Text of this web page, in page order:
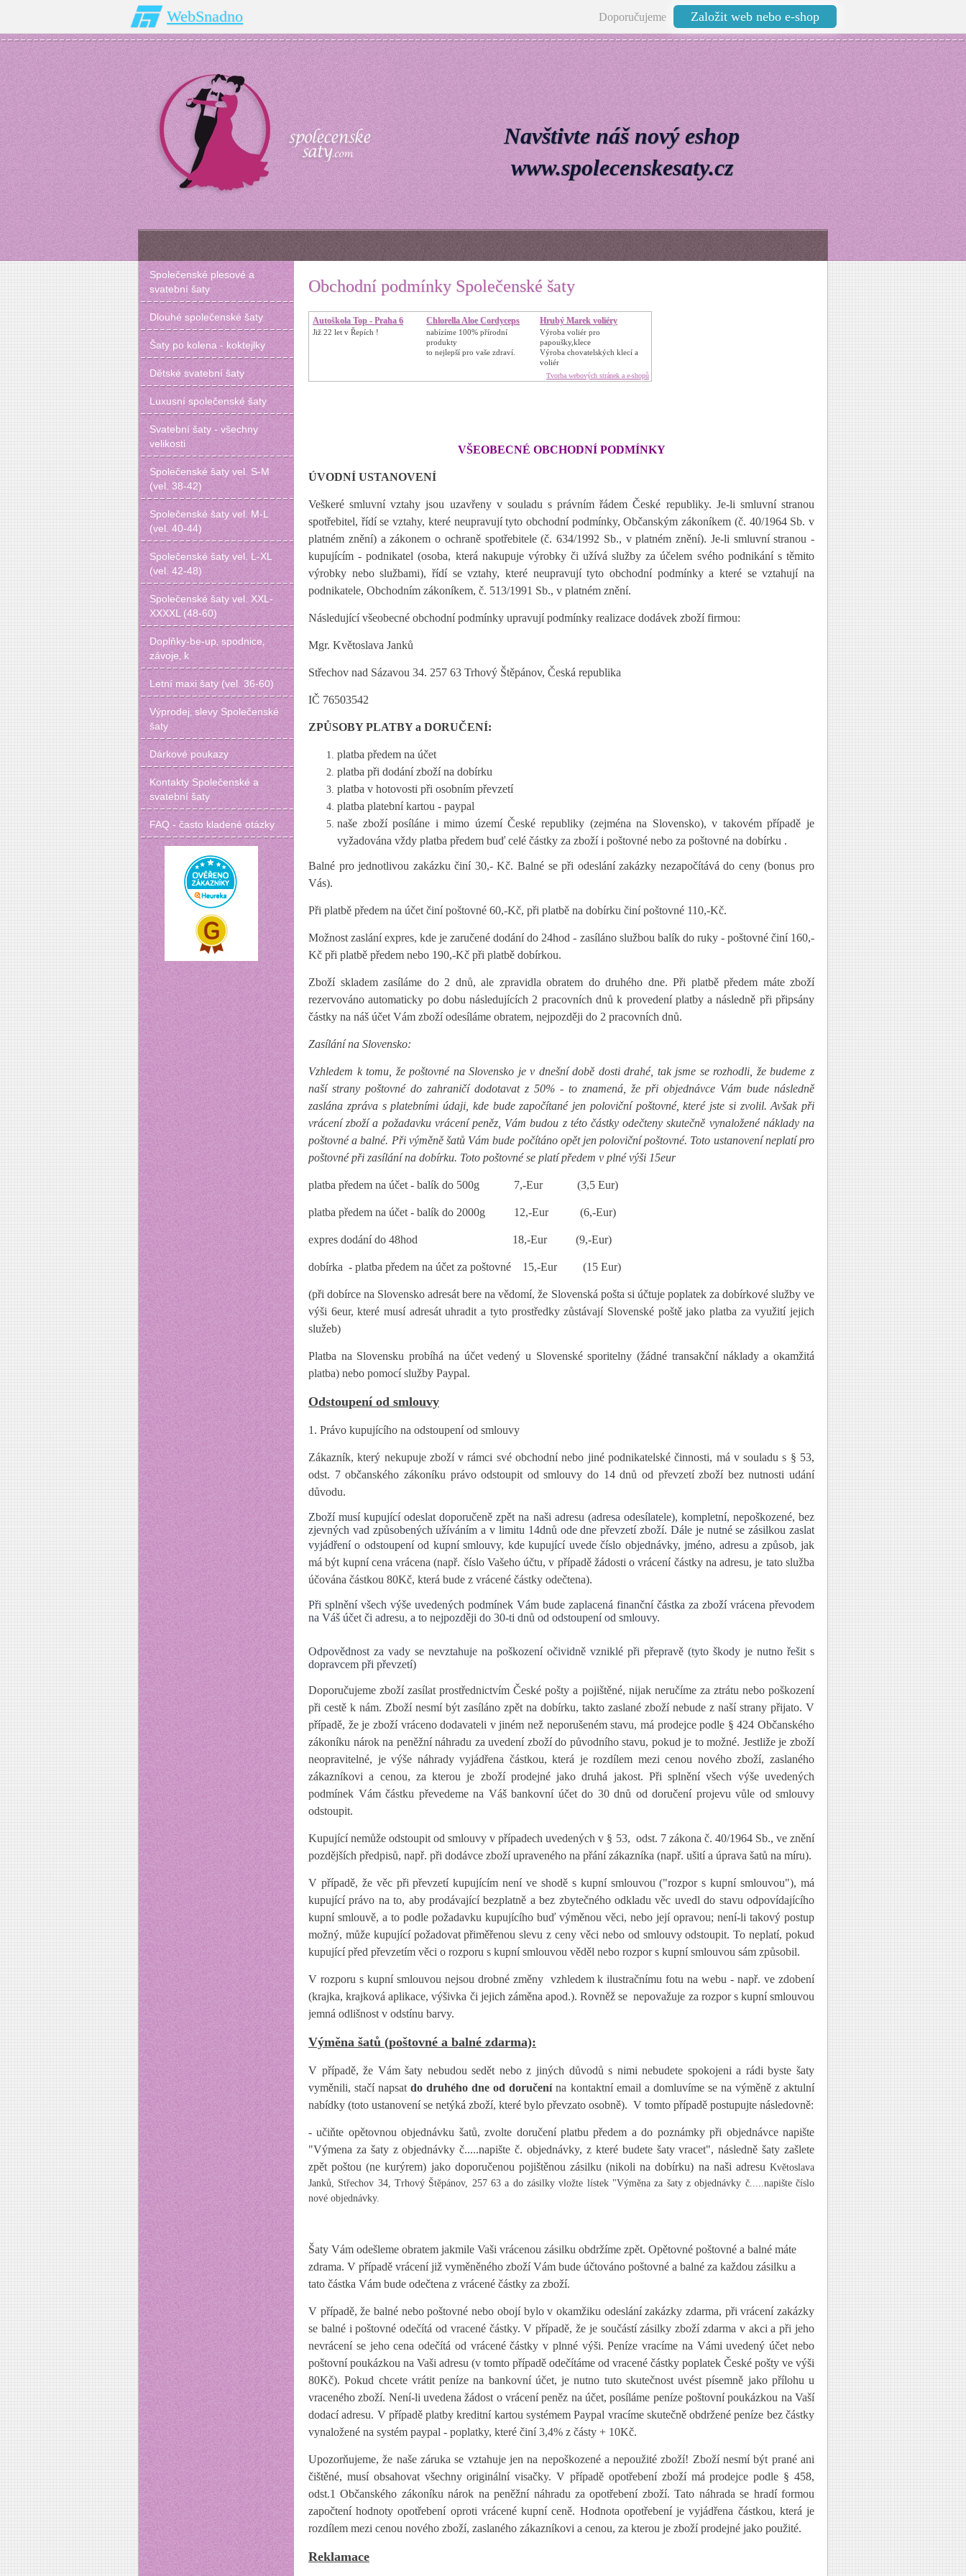
WebSnadno Doporučujeme Založit web nebo e-shop
Navštivte náš nový eshop
www.spolecenskesaty.cz
Obchodní podmínky Společenské šaty
Autoškola Top - Praha 6
Již 22 let v Řepích !
Chlorella Aloe Cordyceps
nabízíme 100% přírodní
produkty
to nejlepší pro vaše zdraví.
Hrubý Marek voliéry
Výroba voliér pro
papoušky,klece
Výroba chovatelských klecí a
voliér
Tvorba webových stránek a e-shopů
VŠEOBECNÉ OBCHODNÍ PODMÍNKY
ÚVODNÍ USTANOVENÍ
Veškeré smluvní vztahy jsou uzavřeny v souladu s právním řádem České republiky. Je-li smluvní stranou
spotřebitel, řídí se vztahy, které neupravují tyto obchodní podmínky, Občanským zákoníkem (č. 40/1964 Sb. v
platném znění) a zákonem o ochraně spotřebitele (č. 634/1992 Sb., v platném znění). Je-li smluvní stranou -
kupujícím - podnikatel (osoba, která nakupuje výrobky či užívá služby za účelem svého podnikání s těmito
výrobky nebo službami), řídí se vztahy, které neupravují tyto obchodní podmínky a které se vztahují na
podnikatele, Obchodním zákoníkem, č. 513/1991 Sb., v platném znění.
Následující všeobecné obchodní podmínky upravují podmínky realizace dodávek zboží firmou:
Mgr. Květoslava Janků
Střechov nad Sázavou 34. 257 63 Trhový Štěpánov, Česká republika
IČ 76503542
ZPŮSOBY PLATBY a DORUČENÍ:
platba předem na účet
platba při dodání zboží na dobírku
platba v hotovosti při osobním převzetí
platba platební kartou - paypal
naše zboží posíláne i mimo území České republiky (zejména na Slovensko), v takovém případě je
vyžadována vždy platba předem buď celé částky za zboží i poštovné nebo za poštovné na dobírku .
Balné pro jednotlivou zakázku činí 30,- Kč. Balné se při odeslání zakázky nezapočítává do ceny (bonus pro
Vás).
Při platbě předem na účet činí poštovné 60,-Kč, při platbě na dobírku činí poštovné 110,-Kč.
Možnost zaslání expres, kde je zaručené dodání do 24hod - zasíláno službou balík do ruky - poštovné činí 160,-
Kč při platbě předem nebo 190,-Kč při platbě dobírkou.
Zboží skladem zasíláme do 2 dnů, ale zpravidla obratem do druhého dne. Při platbě předem máte zboží
rezervováno automaticky po dobu následujících 2 pracovních dnů k provedení platby a následně při připsány
částky na náš účet Vám zboží odesíláme obratem, nejpozději do 2 pracovních dnů.
Zasílání na Slovensko:
Vzhledem k tomu, že poštovné na Slovensko je v dnešní době dosti drahé, tak jsme se rozhodli, že budeme z
naší strany poštovné do zahraničí dodotavat z 50% - to znamená, že při objednávce Vám bude následně
zaslána zpráva s platebními údaji, kde bude započítané jen poloviční poštovné, které jste si zvolil. Avšak při
vrácení zboží a požadavku vrácení peněz, Vám budou z této částky odečteny skutečně vynaložené náklady na
poštovné a balné. Při výměně šatů Vám bude počítáno opět jen poloviční poštovné. Toto ustanovení neplatí pro
poštovné při zasílání na dobírku. Toto poštovné se platí předem v plné výši 15eur
platba předem na účet - balík do 500g 7,-Eur (3,5 Eur)
platba předem na účet - balík do 2000g 12,-Eur (6,-Eur)
expres dodání do 48hod 18,-Eur (9,-Eur)
dobírka - platba předem na účet za poštovné 15,-Eur (15 Eur)
(při dobírce na Slovensko adresát bere na vědomí, že Slovenská pošta si účtuje poplatek za dobírkové služby ve
výši 6eur, které musí adresát uhradit a tyto prostředky zůstávají Slovenské poště jako platba za využití jejich
služeb)
Platba na Slovensku probíhá na účet vedený u Slovenské sporitelny (žádné transakční náklady a okamžitá
platba) nebo pomocí služby Paypal.
Odstoupení od smlouvy
1. Právo kupujícího na odstoupení od smlouvy
Zákazník, který nekupuje zboží v rámci své obchodní nebo jiné podnikatelské činnosti, má v souladu s § 53,
odst. 7 občanského zákoníku právo odstoupit od smlouvy do 14 dnů od převzetí zboží bez nutnosti udání
důvodu.
Zboží musí kupující odeslat doporučeně zpět na naši adresu (adresa odesílatele), kompletní, nepoškozené, bez
zjevných vad způsobených užíváním a v limitu 14dnů ode dne převzetí zboží. Dále je nutné se zásilkou zaslat
vyjádření o odstoupení od kupní smlouvy, kde kupující uvede číslo objednávky, jméno, adresu a způsob, jak
má být kupní cena vrácena (např. číslo Vašeho účtu, v případě žádosti o vrácení částky na adresu, je tato služba
účována částkou 80Kč, která bude z vrácené částky odečtena).
Při splnění všech výše uvedených podmínek Vám bude zaplacená finanční částka za zboží vrácena převodem
na Váš účet či adresu, a to nejpozději do 30-ti dnů od odstoupení od smlouvy.
Odpovědnost za vady se nevztahuje na poškození očividně vzniklé při přepravě (tyto škody je nutno řešit s
dopravcem při převzetí)
Doporučujeme zboží zasílat prostřednictvím České pošty a pojištěné, nijak neručíme za ztrátu nebo poškození
při cestě k nám. Zboží nesmí být zasíláno zpět na dobírku, takto zaslané zboží nebude z naší strany přijato. V
případě, že je zboží vráceno dodavateli v jiném než neporušeném stavu, má prodejce podle § 424 Občanského
zákoníku nárok na peněžní náhradu za uvedení zboží do původního stavu, pokud je to možné. Jestliže je zboží
neopravitelné, je výše náhrady vyjádřena částkou, která je rozdílem mezi cenou nového zboží, zaslaného
zákazníkovi a cenou, za kterou je zboží prodejné jako druhá jakost. Při splnění všech výše uvedených
podmínek Vám částku převedeme na Váš bankovní účet do 30 dnů od doručení projevu vůle od smlouvy
odstoupit.
Kupující nemůže odstoupit od smlouvy v případech uvedených v § 53, odst. 7 zákona č. 40/1964 Sb., ve znění
pozdějších předpisů, např. při dodávce zboží upraveného na přání zákazníka (např. ušití a úprava šatů na míru).
V případě, že věc při převzetí kupujícím není ve shodě s kupní smlouvou ("rozpor s kupní smlouvou"), má
kupující právo na to, aby prodávající bezplatně a bez zbytečného odkladu věc uvedl do stavu odpovídajícího
kupní smlouvě, a to podle požadavku kupujícího buď výměnou věci, nebo její opravou; není-li takový postup
možný, může kupující požadovat přiměřenou slevu z ceny věci nebo od smlouvy odstoupit. To neplatí, pokud
kupující před převzetím věci o rozporu s kupní smlouvou věděl nebo rozpor s kupní smlouvou sám způsobil.
V rozporu s kupní smlouvou nejsou drobné změny vzhledem k ilustračnímu fotu na webu - např. ve zdobení
(krajka, krajková aplikace, výšivka či jejich záměna apod.). Rovněž se nepovažuje za rozpor s kupní smlouvou
jemná odlišnost v odstínu barvy.
Výměna šatů (poštovné a balné zdarma):
V případě, že Vám šaty nebudou sedět nebo z jiných důvodů s nimi nebudete spokojeni a rádi byste šaty
vyměnili, stačí napsatdo druhého dne od doručenína kontaktní email a domluvíme se na výměně z aktulní
nabídky (toto ustanovení se netýká zboží, které bylo převzato osobně). V tomto případě postupujte následovně:
- učiňte opětovnou objednávku šatů, zvolte doručení platbu předem a do poznámky při objednávce napište
"Výmena za šaty z objednávky č.....napište č. objednávky, z které budete šaty vracet", následně šaty zašlete
zpět poštou (ne kurýrem) jako doporučenou pojištěnou zásilku (nikoli na dobírku) na naši adresu Květoslava
Janků, Střechov 34, Trhový Štěpánov, 257 63 a do zásilky vložte lístek "Výměna za šaty z objednávky č.....napište číslo
nové objednávky.
Šaty Vám odešleme obratem jakmile Vaši vrácenou zásilku obdržíme zpět. Opětovné poštovné a balné máte
zdrama. V případě vrácení již vyměněného zboží Vám bude účtováno poštovné a balné za každou zásilku a
tato částka Vám bude odečtena z vrácené částky za zboží.
V případě, že balné nebo poštovné nebo obojí bylo v okamžiku odeslání zakázky zdarma, při vrácení zakázky
se balné i poštovné odečítá od vracené částky. V případě, že je součástí zásilky zboží zdarma v akci a při jeho
nevrácení se jeho cena odečítá od vrácené částky v plnné výši. Peníze vracíme na Vámi uvedený účet nebo
poštovní poukázkou na Vaši adresu (v tomto případě odečítáme od vracené částky poplatek České pošty ve výši
80Kč). Pokud chcete vrátit peníze na bankovní účet, je nutno tuto skutečnost uvést písemně jako přílohu u
vraceného zboží. Není-li uvedena žádost o vrácení peněz na účet, posíláme peníze poštovní poukázkou na Vaší
dodací adresu. V případě platby kreditní kartou systémem Paypal vracíme skutečně obdržené peníze bez částky
vynaložené na systém paypal - poplatky, které činí 3,4% z částy + 10Kč.
Upozorňujeme, že naše záruka se vztahuje jen na nepoškozené a nepoužité zboží! Zboží nesmí být prané ani
čištěné, musí obsahovat všechny originální visačky. V případě opotřebení zboží má prodejce podle § 458,
odst.1 Občanského zákoníku nárok na peněžní náhradu za opotřebení zboží. Tato náhrada se hradí formou
započtení hodnoty opotřebení oproti vrácené kupní ceně. Hodnota opotřebení je vyjádřena částkou, která je
rozdílem mezi cenou nového zboží, zaslaného zákazníkovi a cenou, za kterou je zboží prodejné jako použité.
Reklamace
Společenské plesové a
svatební šaty
Dlouhé společenské šaty
Šaty po kolena - koktejlky
Dětské svatební šaty
Luxusní společenské šaty
Svatební šaty - všechny
velikosti
Společenské šaty vel. S-M
(vel. 38-42)
Společenské šaty vel. M-L
(vel. 40-44)
Společenské šaty vel. L-XL
(vel. 42-48)
Společenské šaty vel. XXL-
XXXXL (48-60)
Doplňky-be-up‚ spodnice‚
závoje‚ k
Letní maxi šaty (vel. 36-60)
Výprodej‚ slevy Společenské
šaty
Dárkové poukazy
Kontakty Společenské a
svatební šaty
FAQ - často kladené otázky